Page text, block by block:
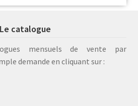
Le catalogue
mensuels de vente par
demande en cliquant sur :